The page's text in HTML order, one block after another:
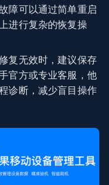
障可以通过简单重启
进行复杂的恢复操
复无效时，建议保存
官方或专业客服，他
诊断，减少盲目操作